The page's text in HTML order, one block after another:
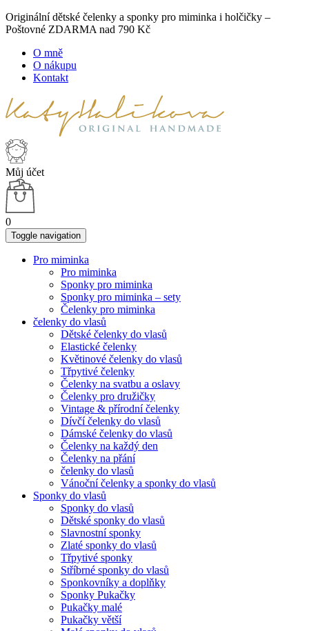
Originální dětské čelenky a sponky pro miminka i holčičky –
Poštovné ZDARMA nad 790 Kč
O mně
O nákupu
Kontakt
Můj účet
0
Toggle navigation
Pro miminka
Pro miminka
Sponky pro miminka
Sponky pro miminka – sety
Čelenky pro miminka
čelenky do vlasů
Dětské čelenky do vlasů
Elastické čelenky
Květinové čelenky do vlasů
Třpytivé čelenky
Čelenky na svatbu a oslavy
Čelenky pro družičky
Vintage & přírodní čelenky
Dívčí čelenky do vlasů
Dámské čelenky do vlasů
Čelenky na každý den
Čelenky na přání
čelenky do vlasů
Vánoční čelenky a sponky do vlasů
Sponky do vlasů
Sponky do vlasů
Dětské sponky do vlasů
Slavnostní sponky
Zlaté sponky do vlasů
Třpytivé sponky
Stříbrné sponky do vlasů
Sponkovníky a doplňky
Sponky Pukačky
Pukačky malé
Pukačky větší